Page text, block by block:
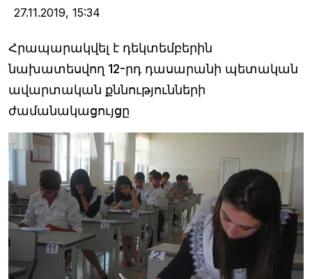
27.11.2019, 15:34
Հրապարակվել է դեկտեմբերին
նախատեսվող 12-րդ դասարանի պետական
ավարտական քննությունների
ժամանակացույցը